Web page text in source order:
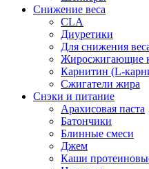
Снижение веса
CLA
Диуретики
Для снижения
Жиросжигающие
Карнитин (L-
Сжигатели жира
Снэки и питание
Арахисовая паста
Батончики
Блинные смеси
Джем
Каши